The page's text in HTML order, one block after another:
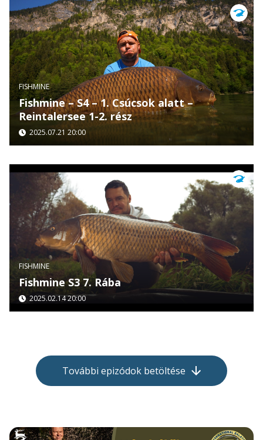
FISHMINE
Fishmine – S4 – 1. Csúcsok alatt –
Reintalersee 1-2. rész
2025.07.21 20:00
FISHMINE
Fishmine S3 7. Rába
2025.02.14 20:00
További epizódok betöltése